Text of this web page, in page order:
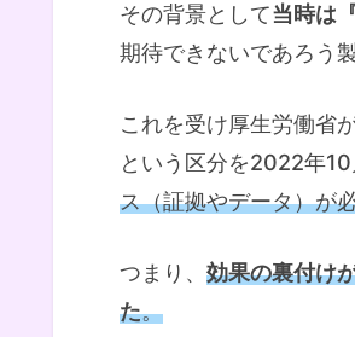
その背景として当時は
期待できないであろう
これを受け厚生労働省
という区分を2022年
ス（証拠やデータ）が
つまり、 効果の裏付け
た。